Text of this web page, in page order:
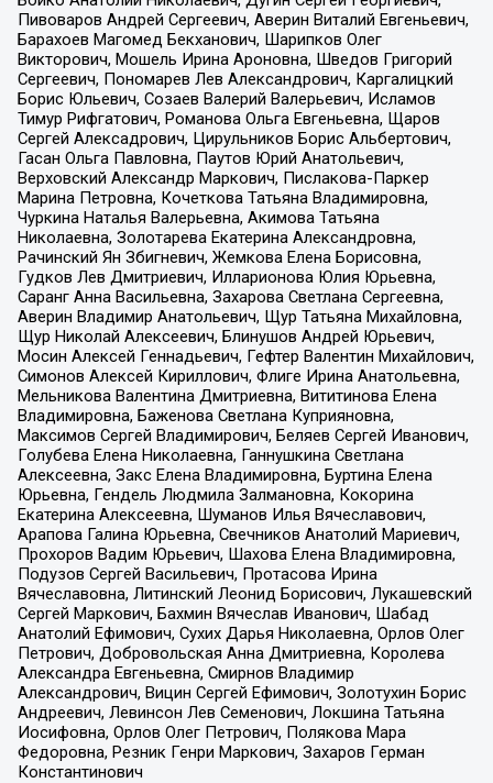
Пивоваров Андрей Сергеевич, Аверин Виталий Евгеньевич,
Барахоев Магомед Бекханович, Шарипков Олег
Викторович, Мошель Ирина Ароновна, Шведов Григорий
Сергеевич, Пономарев Лев Александрович, Каргалицкий
Борис Юльевич, Созаев Валерий Валерьевич, Исламов
Тимур Рифгатович, Романова Ольга Евгеньевна, Щаров
Сергей Алексадрович, Цирульников Борис Альбертович,
Гасан Ольга Павловна, Паутов Юрий Анатольевич,
Верховский Александр Маркович, Пислакова-Паркер
Марина Петровна, Кочеткова Татьяна Владимировна,
Чуркина Наталья Валерьевна, Акимова Татьяна
Николаевна, Золотарева Екатерина Александровна,
Рачинский Ян Збигневич, Жемкова Елена Борисовна,
Гудков Лев Дмитриевич, Илларионова Юлия Юрьевна,
Саранг Анна Васильевна, Захарова Светлана Сергеевна,
Аверин Владимир Анатольевич, Щур Татьяна Михайловна,
Щур Николай Алексеевич, Блинушов Андрей Юрьевич,
Мосин Алексей Геннадьевич, Гефтер Валентин Михайлович,
Симонов Алексей Кириллович, Флиге Ирина Анатольевна,
Мельникова Валентина Дмитриевна, Вититинова Елена
Владимировна, Баженова Светлана Куприяновна,
Максимов Сергей Владимирович, Беляев Сергей Иванович,
Голубева Елена Николаевна, Ганнушкина Светлана
Алексеевна, Закс Елена Владимировна, Буртина Елена
Юрьевна, Гендель Людмила Залмановна, Кокорина
Екатерина Алексеевна, Шуманов Илья Вячеславович,
Арапова Галина Юрьевна, Свечников Анатолий Мариевич,
Прохоров Вадим Юрьевич, Шахова Елена Владимировна,
Подузов Сергей Васильевич, Протасова Ирина
Вячеславовна, Литинский Леонид Борисович, Лукашевский
Сергей Маркович, Бахмин Вячеслав Иванович, Шабад
Анатолий Ефимович, Сухих Дарья Николаевна, Орлов Олег
Петрович, Добровольская Анна Дмитриевна, Королева
Александра Евгеньевна, Смирнов Владимир
Александрович, Вицин Сергей Ефимович, Золотухин Борис
Андреевич, Левинсон Лев Семенович, Локшина Татьяна
Иосифовна, Орлов Олег Петрович, Полякова Мара
Федоровна, Резник Генри Маркович, Захаров Герман
Константинович